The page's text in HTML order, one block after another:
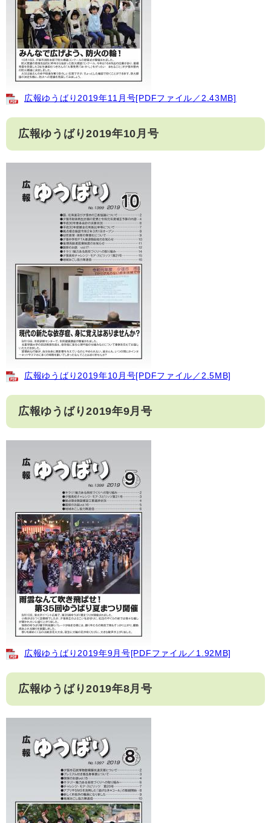
広報ゆうばり2019年11月号[PDFファイル／2.43MB]
広報ゆうばり2019年10月号
広報ゆうばり2019年10月号[PDFファイル／2.5MB]
広報ゆうばり2019年9月号
広報ゆうばり2019年9月号[PDFファイル／1.92MB]
広報ゆうばり2019年8月号